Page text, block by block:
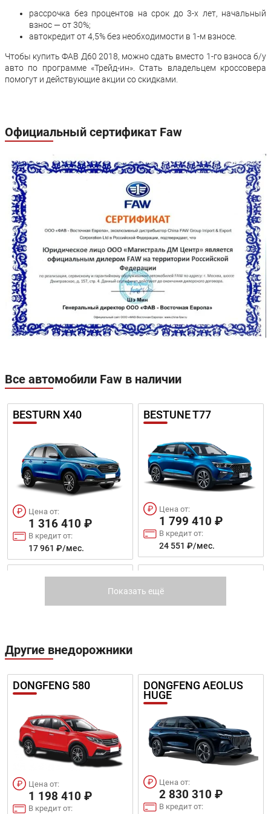
рассрочка без процентов на срок до 3-х лет, начальный
взнос — от 30%;
автокредит от 4,5% без необходимости в 1-м взносе.
Чтобы купить ФАВ Д60 2018, можно сдать вместо 1-го взноса б/у
авто по программе «Трейд-ин». Стать владельцем кроссовера
помогут и действующие акции со скидками.
Официальный сертификат Faw
Все автомобили Faw в наличии
BESTURN X40
Цена от:
1 316 410 ₽
В кредит от:
17 961 ₽/мес.
BESTUNE T77
Цена от:
1 799 410 ₽
В кредит от:
24 551 ₽/мес.
BESTURN X80
Цена от:
1 332 410 ₽
В кредит от:
BESTUNE T55
Цена от:
1 520 410 ₽
В кредит от:
BESTUNE B70 BESTUNE B70 NEW
Показать ещё
Другие внедорожники
DONGFENG 580
Цена от:
1 198 410 ₽
В кредит от:
DONGFENG AEOLUS
HUGE
Цена от:
2 830 310 ₽
В кредит от: